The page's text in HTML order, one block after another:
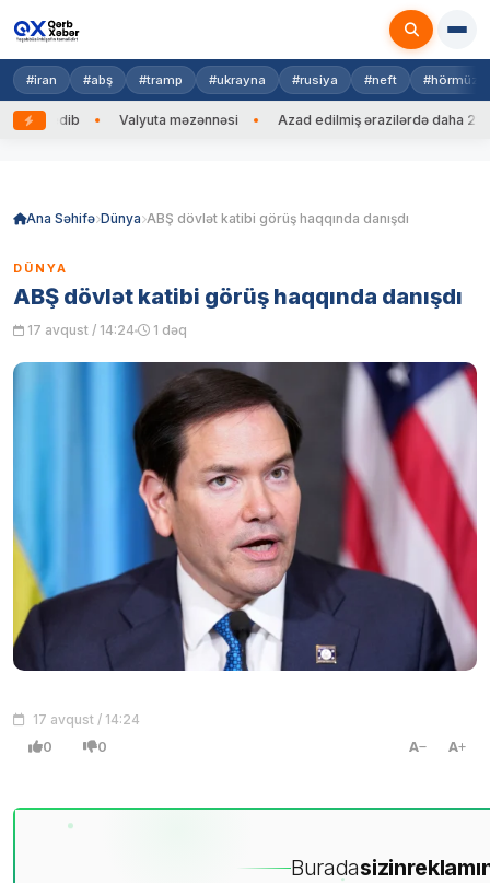
#iran #abş #tramp #ukrayna #rusiya #neft #hörmüz
edib Valyuta məzənnəsi Azad edilmiş ərazilərdə daha 212
Ana Səhifə Dünya ABŞ dövlət katibi görüş haqqında danışdı
DÜNYA
ABŞ dövlət katibi görüş haqqında danışdı
17 avqust / 14:24 1 dəq
17 avqust / 14:24
0 0 A A
Buradasizin